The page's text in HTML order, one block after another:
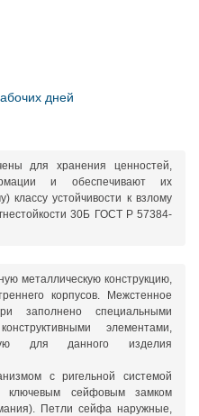
дней
для хранения ценностей,
и обеспечивают их
классу устойчивости к взлому
30Б ГОСТ Р 57384-
металлическую конструкцию,
корпусов. Межстенное
заполнено специальными
элементами,
для данного изделия
с ригельной системой
ключевым сейфовым замком
Петли сейфа наружные,